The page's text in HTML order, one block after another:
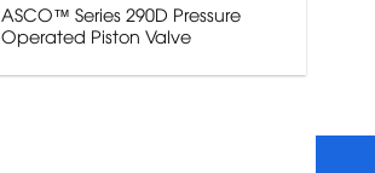
ASCO™ Series 290D Pressure
Operated Piston Valve